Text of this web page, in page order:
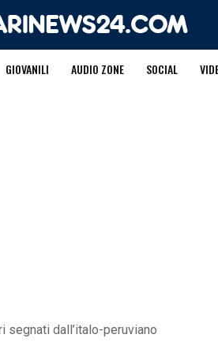
GIOVANILI AUDIO ZONE SOCIAL
segnati dall’italo-peruviano